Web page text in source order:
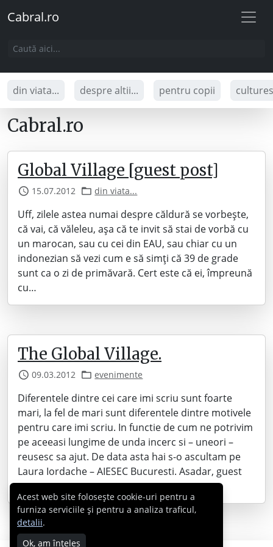
Cabral.ro
din viata... despre altii... pentru copii
Cabral.ro
Global Village [guest post]
15.07.2012 din viata...
Uff, zilele astea numai despre căldură se vorbeşte,
că vai, că văleleu, aşa că te invit să stai de vorbă cu
un marocan, sau cu cei din EAU, sau chiar cu un
indonezian să vezi cum e să simţi că 39 de grade
sunt ca o zi de primăvară. Cert este că ei, împreună
cu…
The Global Village.
09.03.2012 evenimente
Diferentele dintre cei care imi scriu sunt foarte
mari, la fel de mari sunt diferentele dintre motivele
pentru care imi scriu. In functie de cum ne potrivim
pe aceeasi lungime de unda incerc si – uneori –
reusesc sa ajut. De data asta hai s-o ascultam pe
Laura Iordache – AIESEC Bucuresti. Asadar, guest
post…
Acest web site folosește cookie-uri pentru a
furniza serviciile și pentru a analiza traficul,
detalii.
Ok, am înțeles